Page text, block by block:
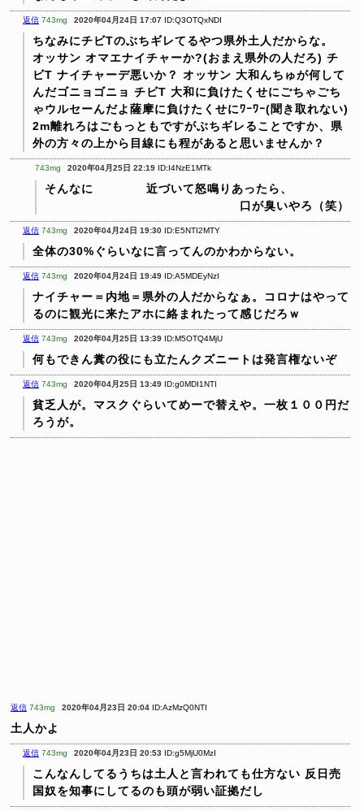
返信 743mg 2020年04月24日 17:07 ID:Q3OTQxNDI
ちなみにチビTのぶちギレてるやつ県外土人だからな。
オッサン オマエナイチャーか?(おまえ県外の人だろ) チ
ビT ナイチャーデ悪いか？ オッサン 大和んちゅが何して
んだゴニョゴニョ チビT 大和に負けたくせにごちゃごち
ゃウルセーんだよ薩摩に負けたくせにﾜｰﾜｰ(聞き取れない)
2m離れろはごもっともですがぶちギレることですか、県
外の方々の上から目線にも程があると思いませんか？
743mg 2020年04月25日 22:19 ID:I4NzE1MTk
そんなに 近づいて怒鳴りあったら、
口が臭いやろ（笑）
返信 743mg 2020年04月24日 19:30 ID:E5NTI2MTY
全体の30%ぐらいなに言ってんのかわからない。
返信 743mg 2020年04月24日 19:49 ID:A5MDEyNzI
ナイチャー＝内地＝県外の人だからなぁ。コロナはやって
るのに観光に来たアホに絡まれたって感じだろｗ
返信 743mg 2020年04月25日 13:39 ID:M5OTQ4MjU
何もできん糞の役にも立たんクズニートは発言権ないぞ
返信 743mg 2020年04月25日 13:49 ID:g0MDI1NTI
貧乏人が。マスクぐらいてめーで替えや。一枚１００円だ
ろうが。
返信 743mg 2020年04月23日 20:04 ID:AzMzQ0NTI
土人かよ
返信 743mg 2020年04月23日 20:53 ID:g5MjU0MzI
こんなんしてるうちは土人と言われても仕方ない 反日売
国奴を知事にしてるのも頭が弱い証拠だし